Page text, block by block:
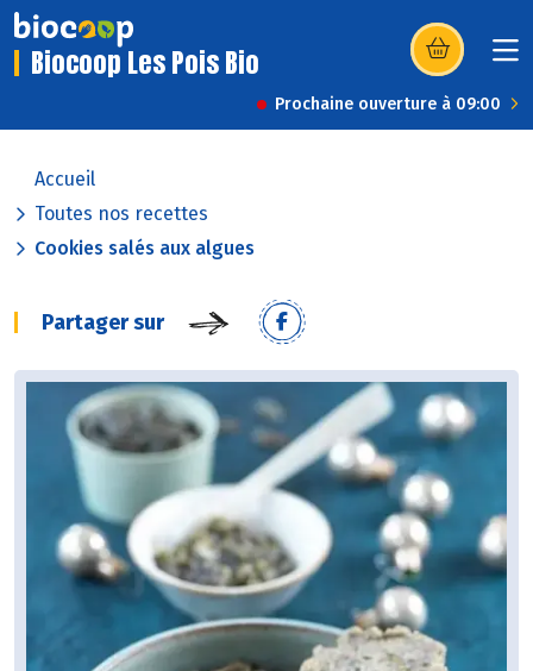
Biocoop Les Pois Bio (s’ouvre dans
Prochaine ouverture à 09:00
Accueil
Toutes nos recettes
Cookies salés aux algues
Partager sur